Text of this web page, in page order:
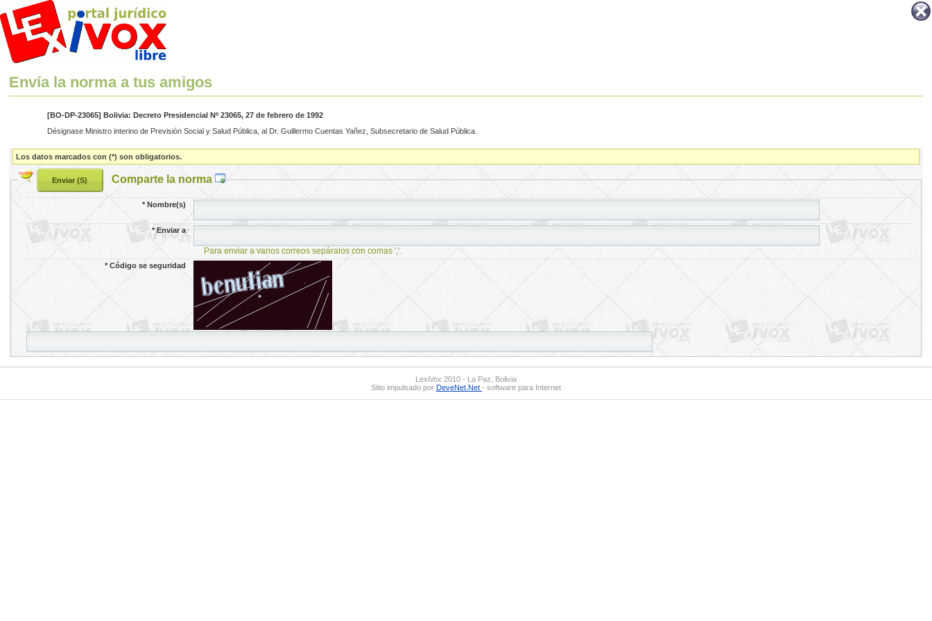
Envía la norma a tus amigos
[BO-DP-23065] Bolivia: Decreto Presidencial Nº 23065, 27 de febrero de 1992
Désignase Ministro interino de Previsión Social y Salud Pública, al Dr. Guillermo Cuentas Yañez, Subsecretario de Salud Pública.
Los datos marcados con (*) son obligatorios.
Comparte la norma
*Nombre(s)
*Enviar a
Para enviar a varios correos sepáralos con comas ','.
*Código se seguridad
LexiVox 2010 - La Paz, Bolivia
Sitio impulsado por DeveNet.Net - software para Internet